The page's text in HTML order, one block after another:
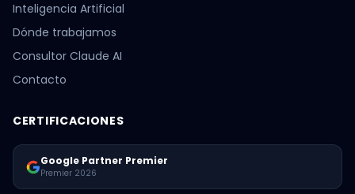
Inteligencia Artificial
Dónde trabajamos
Consultor Claude AI
Contacto
CERTIFICACIONES
Google Partner Premier
Premier 2026